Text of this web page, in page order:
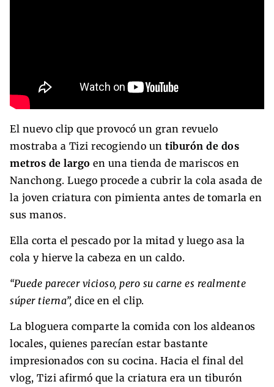
El nuevo clip que provocó un gran revuelo
mostraba a Tizi recogiendo un tiburón de dos
metros de largo en una tienda de mariscos en
Nanchong. Luego procede a cubrir la cola asada de
la joven criatura con pimienta antes de tomarla en
sus manos.
Ella corta el pescado por la mitad y luego asa la
cola y hierve la cabeza en un caldo.
“Puede parecer vicioso, pero su carne es realmente
súper tierna”, dice en el clip.
La bloguera comparte la comida con los aldeanos
locales, quienes parecían estar bastante
impresionados con su cocina. Hacia el final del
vlog, Tizi afirmó que la criatura era un tiburón